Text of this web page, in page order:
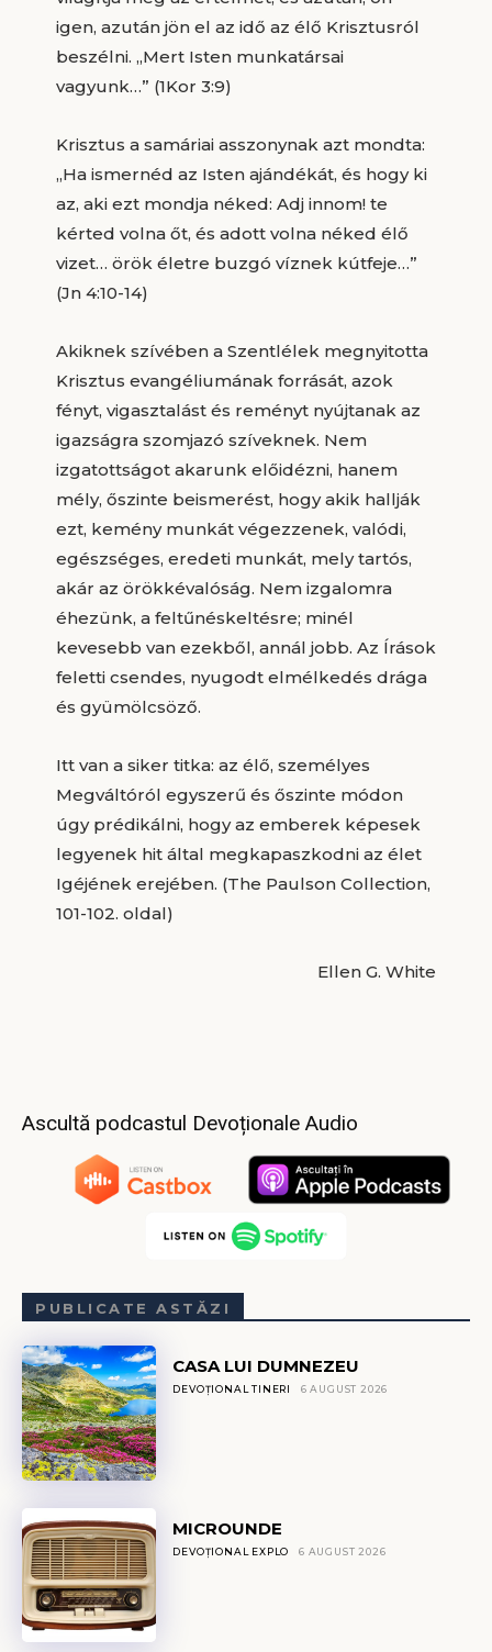
igen, azután jön el az idő az élő Krisztusról
beszélni. „Mert Isten munkatársai
vagyunk…” (1Kor 3:9)
Krisztus a samáriai asszonynak azt mondta:
„Ha ismernéd az Isten ajándékát, és hogy ki
az, aki ezt mondja néked: Adj innom! te
kérted volna őt, és adott volna néked élő
vizet… örök életre buzgó víznek kútfeje…”
(Jn 4:10-14)
Akiknek szívében a Szentlélek megnyitotta
Krisztus evangéliumának forrását, azok
fényt, vigasztalást és reményt nyújtanak az
igazságra szomjazó szíveknek. Nem
izgatottságot akarunk előidézni, hanem
mély, őszinte beismerést, hogy akik hallják
ezt, kemény munkát végezzenek, valódi,
egészséges, eredeti munkát, mely tartós,
akár az örökkévalóság. Nem izgalomra
éhezünk, a feltűnéskeltésre; minél
kevesebb van ezekből, annál jobb. Az Írások
feletti csendes, nyugodt elmélkedés drága
és gyümölcsöző.
Itt van a siker titka: az élő, személyes
Megváltóról egyszerű és őszinte módon
úgy prédikálni, hogy az emberek képesek
legyenek hit által megkapaszkodni az élet
Igéjének erejében. (The Paulson Collection,
101-102. oldal)
Ellen G. White
Ascultă podcastul Devoționale Audio
PUBLICATE ASTĂZI
CASA LUI DUMNEZEU
DEVOȚIONAL TINERI 6 AUGUST 2026
MICROUNDE
DEVOȚIONAL EXPLO 6 AUGUST 2026